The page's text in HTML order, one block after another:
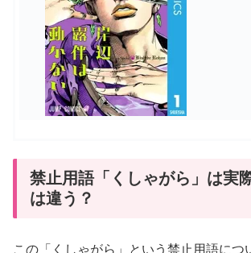
禁止用語「くしゃがら」は実
は違う？
この「くしゃがら」という禁止用語につ